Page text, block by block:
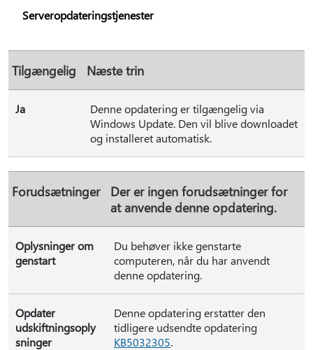
Serveropdateringstjenester
Tilgængelig Næste trin
Ja
Denne opdatering er tilgængelig via
Windows Update. Den vil blive downloadet
og installeret automatisk.
Forudsætninger
Der er ingen forudsætninger for
at anvende denne opdatering.
Oplysninger om
genstart
Du behøver ikke genstarte
computeren, når du har anvendt
denne opdatering.
Opdater
udskiftningsoply
sninger
Denne opdatering erstatter den
tidligere udsendte opdatering
KB5032305.